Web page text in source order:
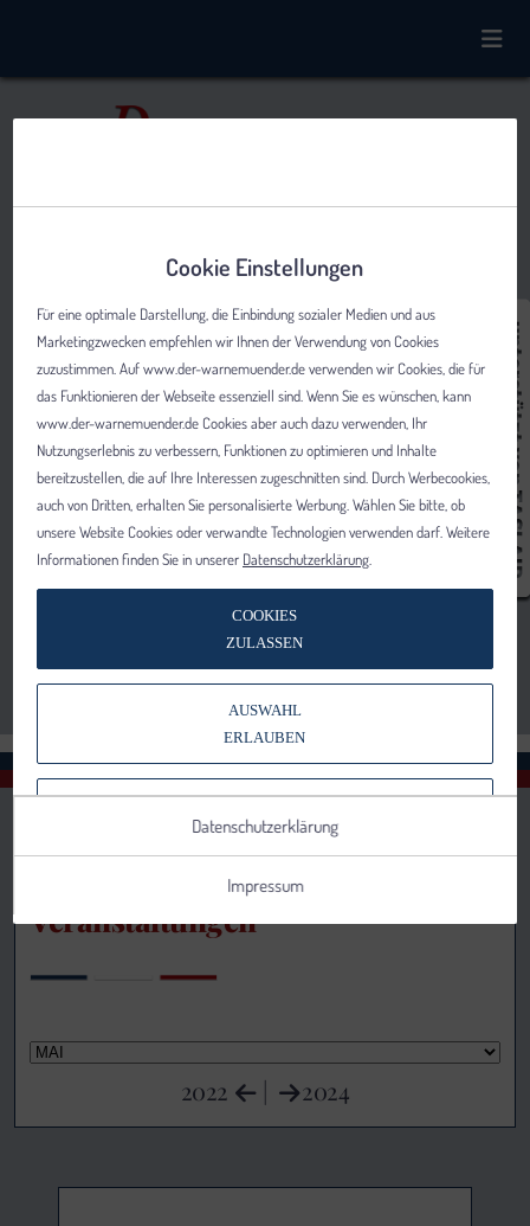
Veranstaltungen
2022 | 2024
Cookie Einstellungen
Für eine optimale Darstellung, die Einbindung sozialer Medien und aus
Marketingzwecken empfehlen wir Ihnen der Verwendung von Cookies
zuzustimmen. Auf www.der-warnemuender.de verwenden wir Cookies, die für
das Funktionieren der Webseite essenziell sind. Wenn Sie es wünschen, kann
www.der-warnemuender.de Cookies aber auch dazu verwenden, Ihr
Nutzungserlebnis zu verbessern, Funktionen zu optimieren und Inhalte
bereitzustellen, die auf Ihre Interessen zugeschnitten sind. Durch Werbecookies,
auch von Dritten, erhalten Sie personalisierte Werbung. Wählen Sie bitte, ob
unsere Website Cookies oder verwandte Technologien verwenden darf. Weitere
Informationen finden Sie in unserer Datenschutzerklärung
COOKIES
ZULASSEN
AUSWAHL
ERLAUBEN
VERWENDEN
Datenschutzerklärung
Impressum